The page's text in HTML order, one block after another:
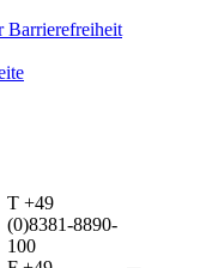
Barrierefreiheit
T +49
(0)8381-8890-
100